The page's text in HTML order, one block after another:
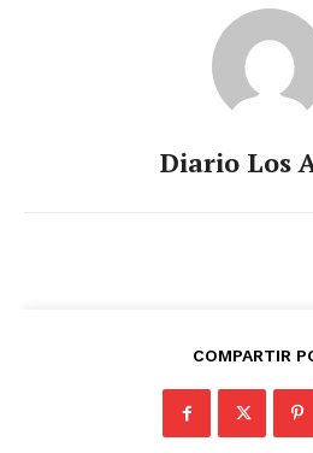
Diario Los
COMPARTIR